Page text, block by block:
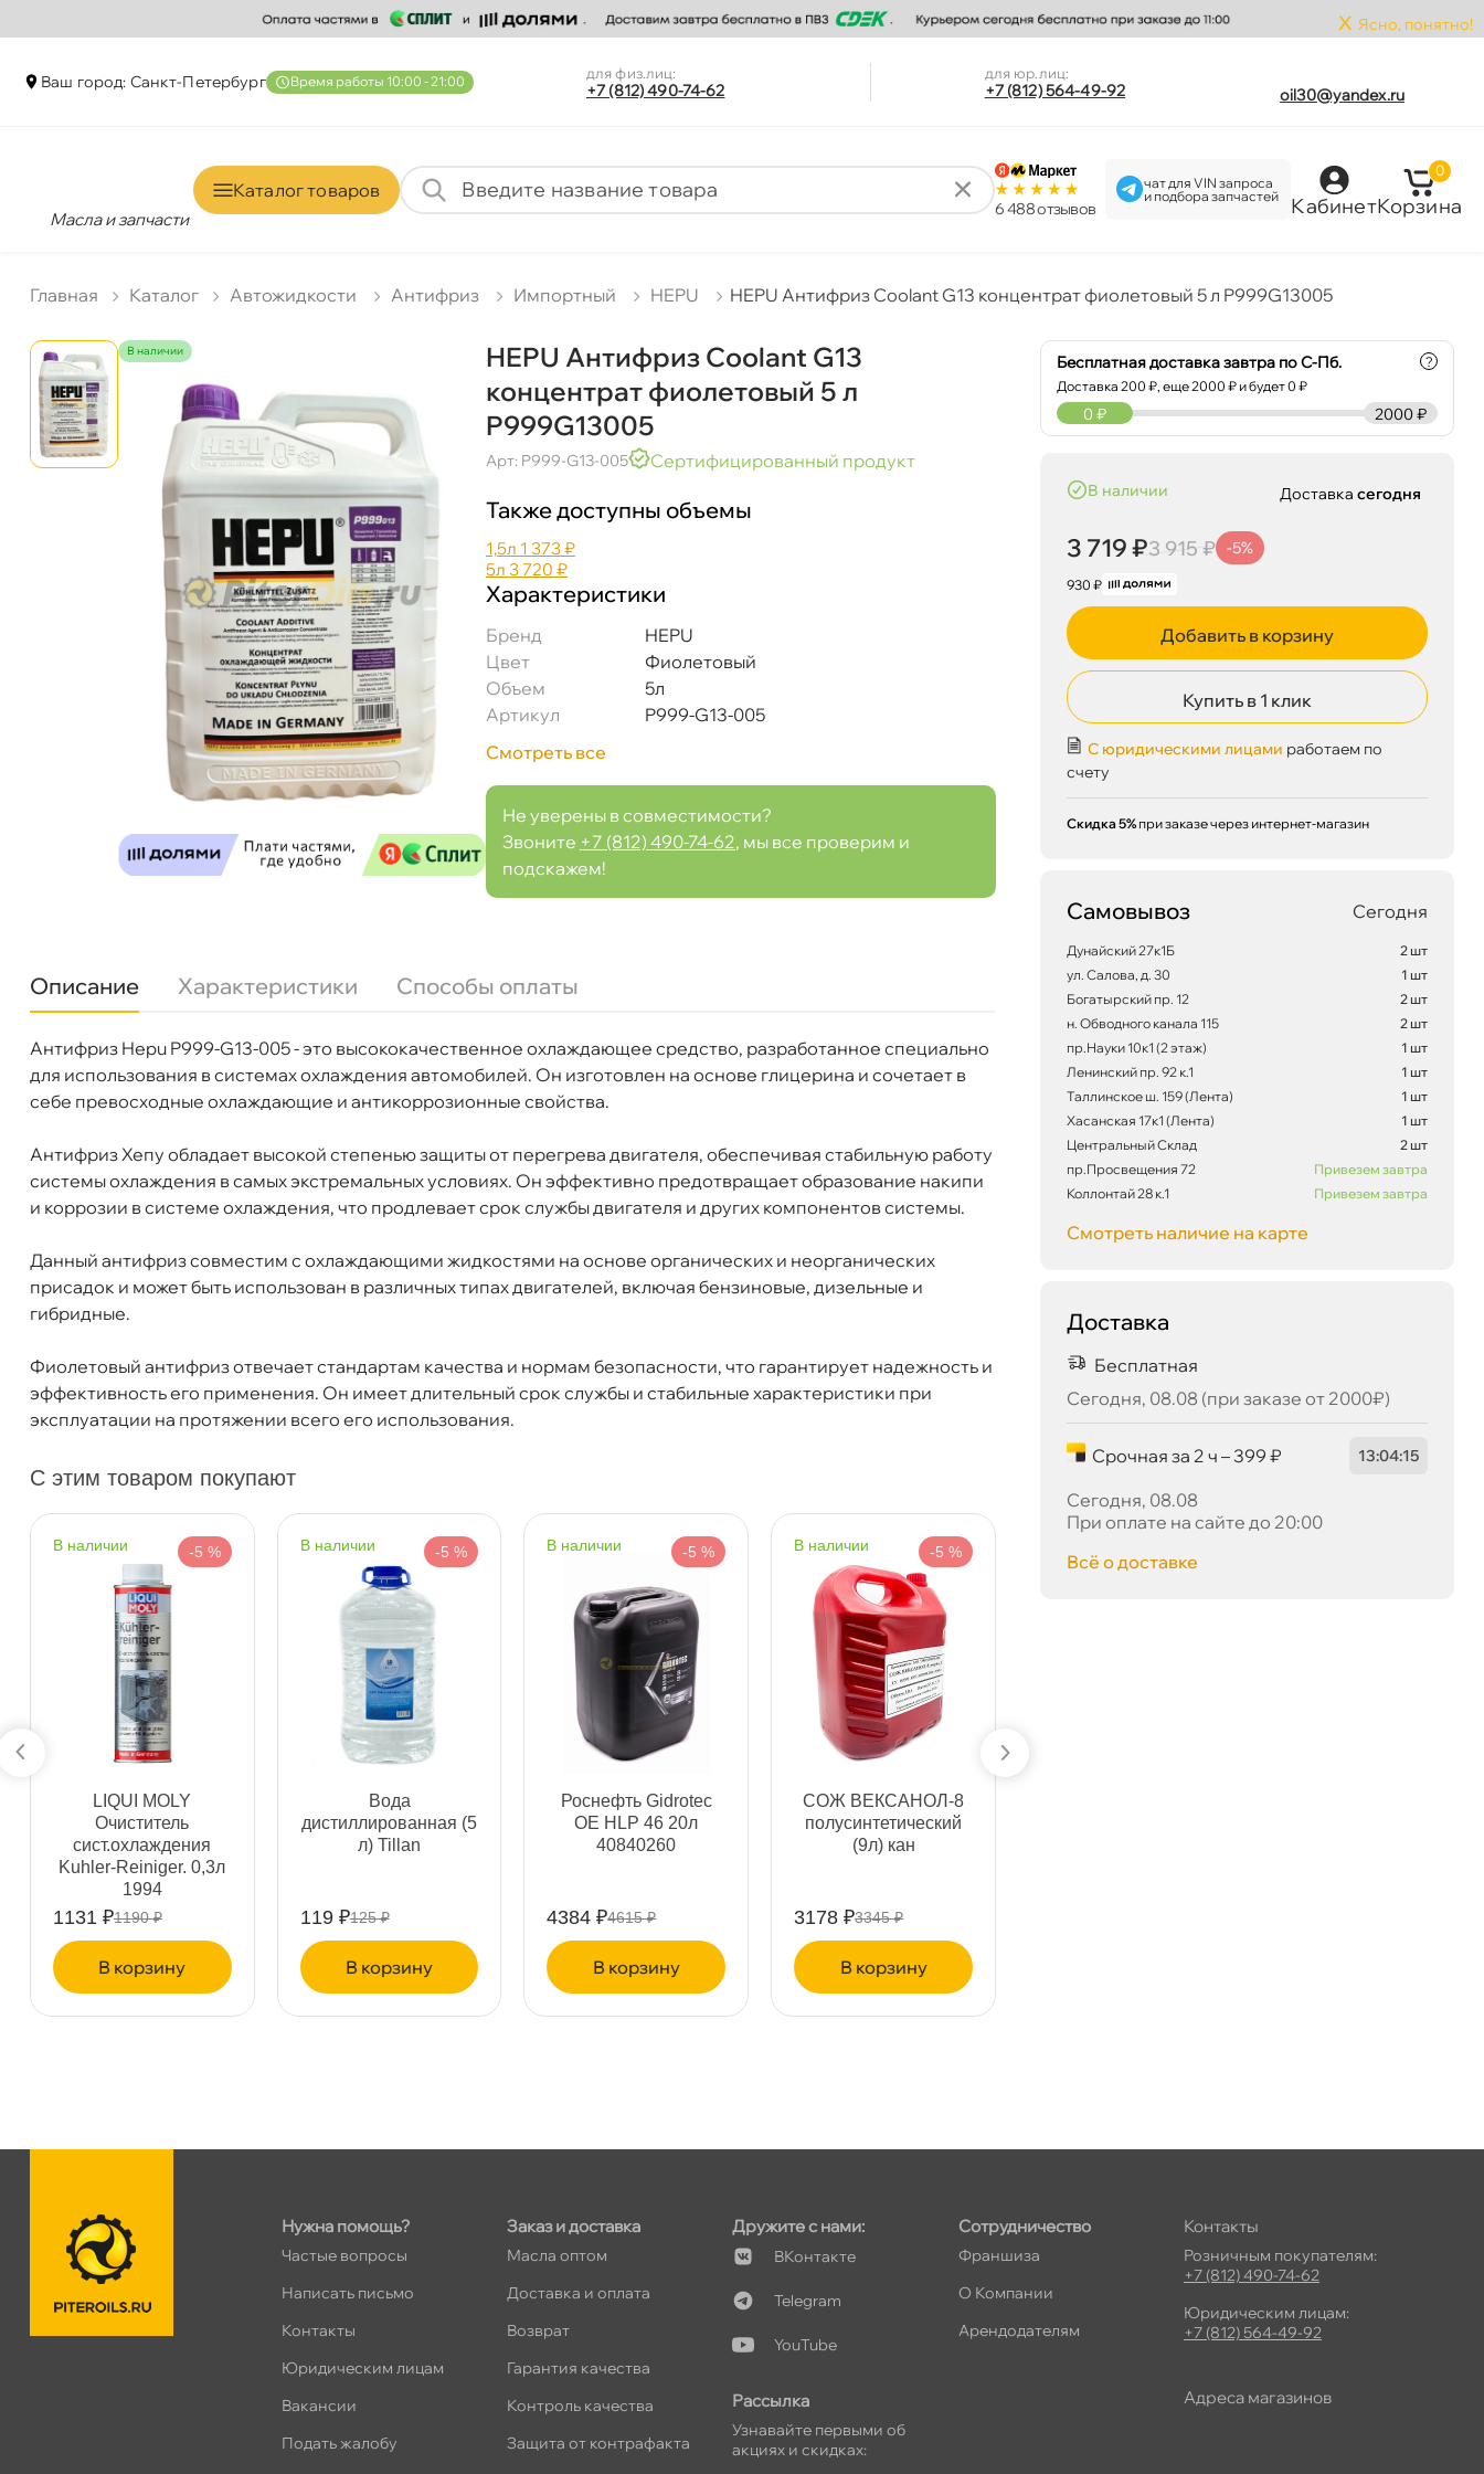
x Ясно, понятно!
аш город: Санкт-Петербур ремя работы 10:00 - 21:00 для физ.лиц:
+7 (812) 490-74-62
для юр.лиц:
+7 (812) 564-49-92 oil30@yandex.ru
Масла и запчасти
Каталог товаро
6 488 отзыво
чат для VIN запроса
и подбора запчастей
Кабинет
0
Корзина
Главная Катало Автожидкости Антифриз Импортный HEPU HEPU Антифриз Coolant G13 концентрат фиолетовый 5 л P999G13005
наличии
HEPU Антифриз Coolant G13
концентрат фиолетовый 5 л
P999G13005
Арт: P999-G13-005 Сертифицированный продукт
Также доступны объемы
1,5л 1 373 ₽
5л 3 720 ₽
Характеристики
Бренд
HEPU
Цвет
Фиолетовый
Объем
5л
Артикул
P999-G13-005
Смотреть все
Не уверены в совместимости?
Звоните +7 (812) 490-74-62, мы все проверим и
подскажем!
Описание Характеристики Способы оплаты
Антифриз Hepu P999-G13-005 - это высококачественное охлаждающее средство, разработанное специально
для использования в системах охлаждения автомобилей. Он изготовлен на основе глицерина и сочетает
себе превосходные охлаждающие и антикоррозионные свойства.
Антифриз Хепу обладает высокой степенью защиты от перегрева двигателя, обеспечивая стабильную работу
системы охлаждения в самых экстремальных условиях. Он эффективно предотвращает образование накипи
и коррозии в системе охлаждения, что продлевает срок службы двигателя и других компонентов системы.
Данный антифриз совместим с охлаждающими жидкостями на основе органических и неорганических
присадок и может быть использован в различных типах двигателей, включая бензиновые, дизельные и
ибридные.
Фиолетовый антифриз отвечает стандартам качества и нормам безопасности, что гарантирует надежность и
эффективность его применения. Он имеет длительный срок службы и стабильные характеристики при
эксплуатации на протяжении всего его использования.
Бренд
HEPU
Цвет
Фиолетовый
Объем
5л
С этим товаром покупают
наличии -5 %
LIQUI MOLY
Очиститель
сист.охлаждения
Kuhler-Reiniger. 0,3л
1994
1131 ₽1190 ₽
корзину
наличии -5 %
ода
дистиллированная (5
л) Tillan
119 ₽125 ₽
корзину
наличии -5 %
Роснефть Gidrotec
ОЕ HLP 46 20л
40840260
4384 ₽4615 ₽
корзину
наличии -5 %
СОЖ ВЕКСАНОЛ-8
полусинтетический
(9л) кан
3178 ₽3345 ₽
корзину
Бесплатная доставка завтра по С-Пб.
Доставка200 ₽, еще2000 ₽ и будет 0 ₽
?
2000 ₽
0 ₽
наличии
3 719 ₽3 915 ₽ -5%
930 ₽
Доставкасегодня
Добавить в корзину
Купить в 1 клик
С юридическими лицами работаем по
счету
Скидка 5% при заказе через интернет-магазин
Самовывоз Сегодня
Дунайский 27к1Б
2 шт
ул. Салова, д. 30
1 шт
Богатырский пр. 12
2 шт
н. Обводного канала 115
2 шт
пр.Науки 10к1 (2 этаж)
1 шт
Ленинский пр. 92 к.1
1 шт
Таллинское ш. 159 (Лента)
1 шт
Хасанская 17к1 (Лента)
1 шт
Центральный Склад
2 шт
пр.Просвещения 72
Привезем завтра
Коллонтай 28 к.1
Привезем завтра
Смотреть наличие на карте
Доставка
Бесплатная
Сегодня, 08.08 (при заказе от 2000₽)
Срочная за 2 ч – 399 ₽ 13:04:14
Сегодня, 08.08
При оплате на сайте до 20:00
сё о доставке
HEPU Антифриз Coolant G13 концентрат фиолетовый 5 л P999G13005 3 719 ₽3 915 ₽
Бесплатная Сегодня, 08.08 (при заказе от 2000₽) Срочная за 2 ч – 399 ₽ Сегодня, 08.08
Самовывоз Сегодня
Пн-Пт
09.30 - 19.00
Пн–Вс10:00 – 21:00
н. Обводного канала 115
2 шт
Пн–Вс10:00 – 21:00
Сегодня, бесплатно
пр.Науки 10к1 (2 этаж)
ПН–ВС10:00 – 21:00
Сегодня, бесплатно
Ленинский пр. 92 к.1
1 шт
ПН–ВС10:00 – 21:00
Сегодня, бесплатно
10:00 – 21:00
Сегодня, бесплатно
Сегодня, бесплатно
пр.Просвещения 72
Нужна помощь?
Частые вопросы
Написать письмо
Контакты
Юридическим лицам
акансии
Подать жалобу
Заказ и доставка
Масла оптом
Доставка и оплата
озврат
Гарантия качества
Контроль качества
Защита от контрафакта
Дружите с нами:
Контакте
Telegram
YouTube
Рассылка
Узнавайте первыми о
акциях и скидках:
Сотрудничество
Франшиза
О Компании
Арендодателям
Контакты
Розничным покупателям:
+7 (812) 490-74-62
Юридическим лицам:
+7 (812) 564-49-92
Адреса магазино